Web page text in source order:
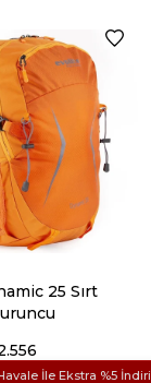
25 Sırt
İle Ekstra %5